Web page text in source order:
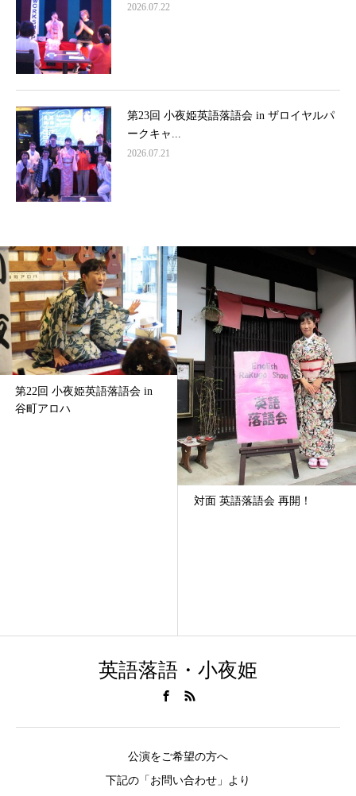
2026.07.22
第23回 小夜姫英語落語会 in ザロイヤルパ
ークキャ...
2026.07.21
第22回 小夜姫英語落語会 in
谷町アロハ
対面 英語落語会 再開！
英語落語・小夜姫
公演をご希望の方へ
下記の「お問い合わせ」より